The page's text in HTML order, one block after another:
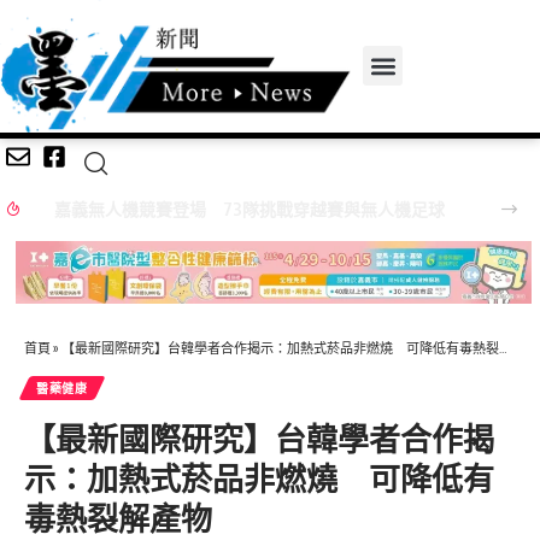
首頁 » 【最新國際研究】台韓學者合作揭示：加熱式菸品非燃燒 可降低有毒熱裂解產物
醫藥健康
【最新國際研究】台韓學者合作揭
示：加熱式菸品非燃燒 可降低有
毒熱裂解產物